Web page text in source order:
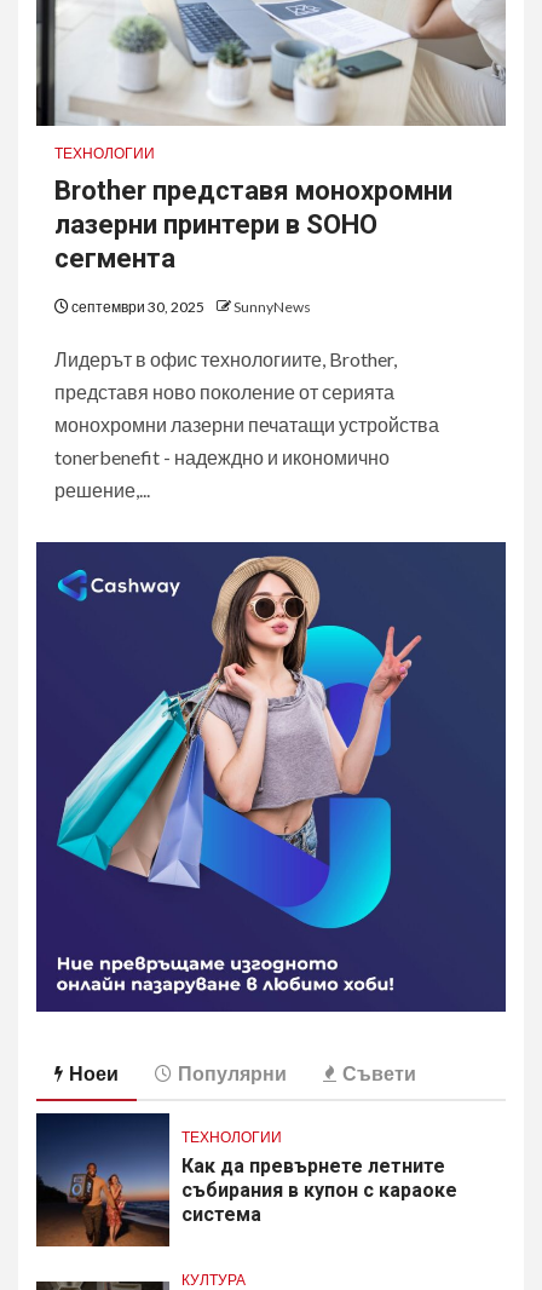
ТЕХНОЛОГИИ
Brother представя монохромни
лазерни принтери в SOHO
сегмента
септември 30, 2025 SunnyNews
Лидерът в офис технологиите, Brother,
представя ново поколение от серията
монохромни лазерни печатащи устройства
tonerbenefit - надеждно и икономично
решение,...
Ноеи Популярни Съвети
ТЕХНОЛОГИИ
Как да превърнете летните
събирания в купон с караоке
система
КУЛТУРА